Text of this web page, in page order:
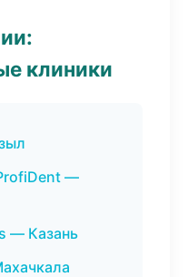
клиники
—
— Казань